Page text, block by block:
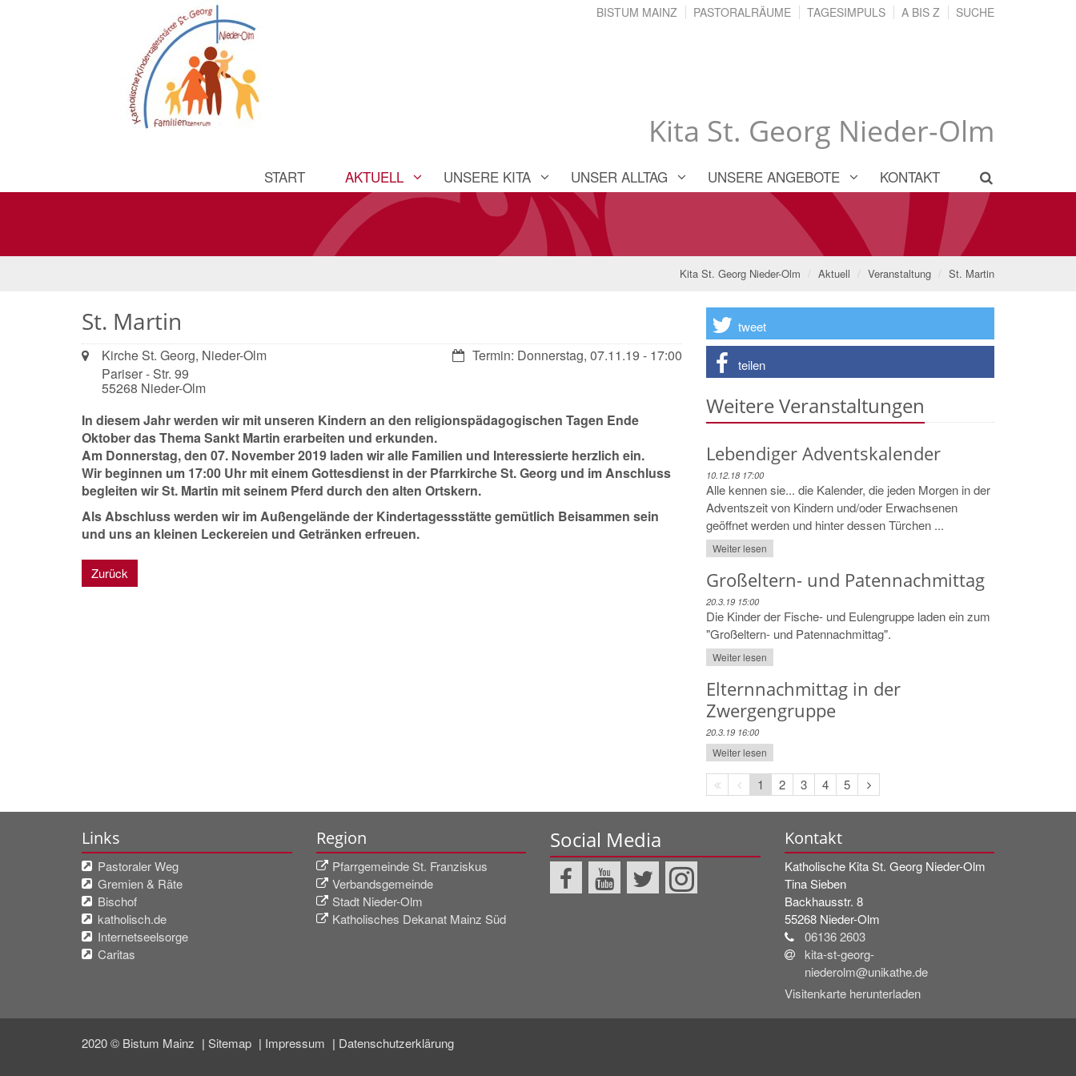
Kita St. Georg Nieder-Olm
BISTUM MAINZ PASTORALRÄUME TAGESIMPULS A BIS Z SUCHE
START AKTUELL UNSERE KITA UNSER ALLTAG UNSERE ANGEBOTE KONTAKT
Kita St. Georg Nieder-Olm Aktuell Veranstaltung St. Martin
St. Martin
Datum:Termin: Donnerstag, 07.11.19 - 17:00
Ort: Kirche St. Georg, Nieder-Olm
Pariser - Str. 99
55268 Nieder-Olm
In diesem Jahr werden wir mit unseren Kindern an den religionspädagogischen Tagen Ende
Oktober das Thema Sankt Martin erarbeiten und erkunden.
Am Donnerstag, den 07. November 2019 laden wir alle Familien und Interessierte herzlich ein.
Wir beginnen um 17:00 Uhr mit einem Gottesdienst in der Pfarrkirche St. Georg und im Anschluss
begleiten wir St. Martin mit seinem Pferd durch den alten Ortskern.
Als Abschluss werden wir im Außengelände der Kindertagessstätte gemütlich Beisammen sein
und uns an kleinen Leckereien und Getränken erfreuen.
Zurück
tweet
teilen
Weitere Veranstaltungen
Lebendiger Adventskalender
10.12.18 17:00
Alle kennen sie... die Kalender, die jeden Morgen in der
Adventszeit von Kindern und/oder Erwachsenen
geöffnet werden und hinter dessen Türchen ...
Weiter lesen
Großeltern- und Patennachmittag
20.3.19 15:00
Die Kinder der Fische- und Eulengruppe laden ein zum
"Großeltern- und Patennachmittag".
Weiter lesen
Elternnachmittag in der
Zwergengruppe
20.3.19 16:00
Weiter lesen
Erste
Seite
Vorherige
Seite
1 2 3 4 5
Nächste
Seite
Links
Pastoraler Weg
Gremien & Räte
Bischof
katholisch.de
Internetseelsorge
Caritas
Region
Pfarrgemeinde St. Franziskus
Verbandsgemeinde
Stadt Nieder-Olm
Katholisches Dekanat Mainz Süd
Social Media Kontakt
Katholische Kita St. Georg Nieder-Olm
Tina Sieben
Backhausstr. 8
55268 Nieder-Olm
06136 2603
kita-st-georg-
niederolm@unikathe.de
Visitenkarte herunterladen
2020 © Bistum Mainz Sitemap Impressum Datenschutzerklärung